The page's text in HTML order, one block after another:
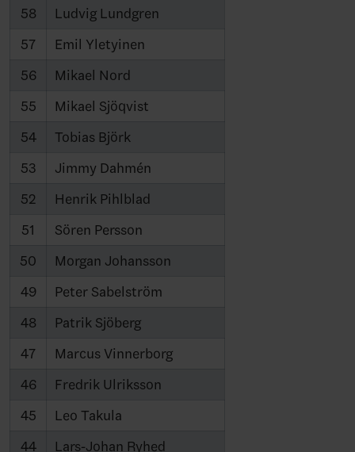
58
Ludvig Lundgren
57
Emil Yletyinen
56
Mikael Nord
55
Mikael Sjöqvist
54
Tobias Björk
53
Jimmy Dahmén
52
Henrik Pihlblad
51
Sören Persson
50
Morgan Johansson
49
Peter Sabelström
48
Patrik Sjöberg
47
Marcus Vinnerborg
46
Fredrik Ulriksson
45
Leo Takula
44
Lars-Johan Ryhed